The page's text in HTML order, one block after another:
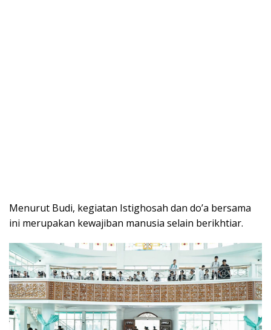
Menurut Budi, kegiatan Istighosah dan do’a bersama
ini merupakan kewajiban manusia selain berikhtiar.